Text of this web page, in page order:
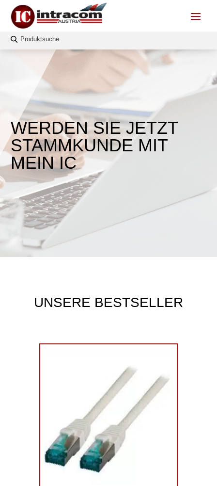
WERDEN SIE JETZT
STAMMKUNDE MIT
MEIN IC
UNSERE BESTSELLER